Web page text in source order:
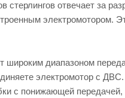
отвечает за
электромотором.
широким диапазоном
электромотор с
с понижающей